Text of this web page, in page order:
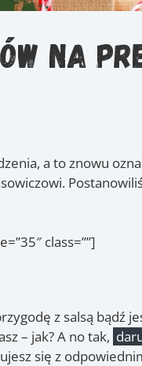
na
a to znowu
class=””]
z salsą bądź
– jak? A no tak,
się z